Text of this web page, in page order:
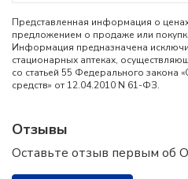
Представленная информация о
предложением о продаже или
Информация предназначена
стационарных аптеках,
со статьей 55 Федерального
средств» от 12.04.2010 N 61-ФЗ.
Отзывы
Оставьте отзыв первым об